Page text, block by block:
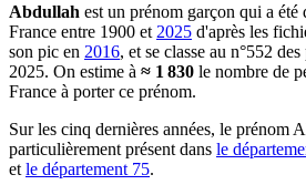
Abdullah est un prénom garçon qui a été
France entre 1900 et 2025 d'après les
son pic en 2016, et se classe au n°552
2025. On estime à ≈ 1 830 le nombre de
France à porter ce prénom.
Sur les cinq dernières années, le prénom
particulièrement présent dans le
et le département 75.